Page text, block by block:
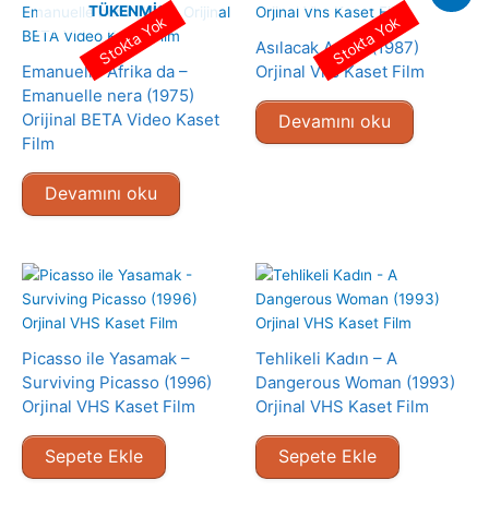
TÜKENMIŞ
Emanuelle Afrika da –
Emanuelle nera (1975)
Orijinal BETA Video Kaset
Film
Devamını oku
Stokta Yok
Asılacak Adam (1987)
Orjinal Vhs Kaset Film
Devamını oku
Stokta Yok
Picasso ile Yasamak –
Surviving Picasso (1996)
Orjinal VHS Kaset Film
Sepete Ekle
Tehlikeli Kadın – A
Dangerous Woman (1993)
Orjinal VHS Kaset Film
Sepete Ekle